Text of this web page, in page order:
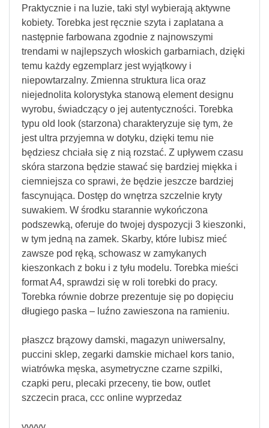
Praktycznie i na luzie, taki styl wybierają aktywne
kobiety. Torebka jest ręcznie szyta i zaplatana a
następnie farbowana zgodnie z najnowszymi
trendami w najlepszych włoskich garbarniach, dzięki
temu każdy egzemplarz jest wyjątkowy i
niepowtarzalny. Zmienna struktura lica oraz
niejednolita kolorystyka stanową element designu
wyrobu, świadczący o jej autentyczności. Torebka
typu old look (starzona) charakteryzuje się tym, że
jest ultra przyjemna w dotyku, dzięki temu nie
będziesz chciała się z nią rozstać. Z upływem czasu
skóra starzona będzie stawać się bardziej miękka i
ciemniejsza co sprawi, że będzie jeszcze bardziej
fascynująca. Dostęp do wnętrza szczelnie kryty
suwakiem. W środku starannie wykończona
podszewką, oferuje do twojej dyspozycji 3 kieszonki,
w tym jedną na zamek. Skarby, które lubisz mieć
zawsze pod ręką, schowasz w zamykanych
kieszonkach z boku i z tyłu modelu. Torebka mieści
format A4, sprawdzi się w roli torebki do pracy.
Torebka równie dobrze prezentuje się po dopięciu
długiego paska – luźno zawieszona na ramieniu.
płaszcz brązowy damski, magazyn uniwersalny,
puccini sklep, zegarki damskie michael kors tanio,
wiatrówka męska, asymetryczne czarne szpilki,
czapki peru, plecaki przeceny, tie bow, outlet
szczecin praca, ccc online wyprzedaz